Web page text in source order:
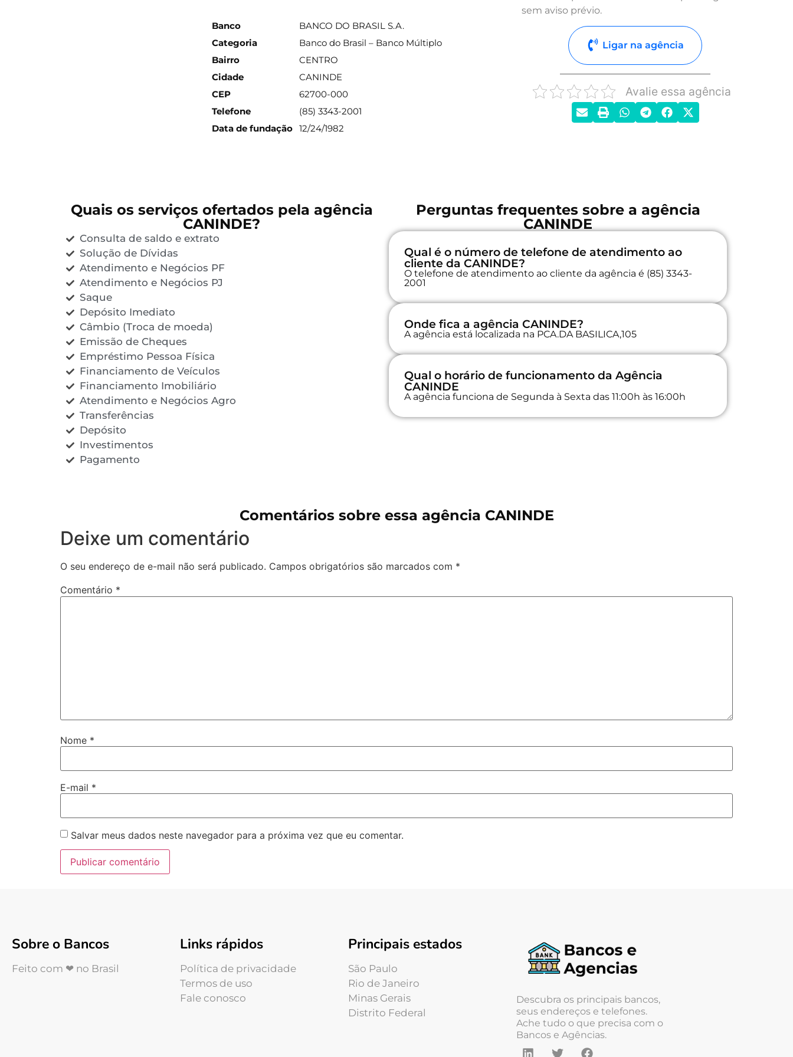
Banco
BANCO DO BRASIL S.A.
Categoria
Banco do Brasil – Banco Múltiplo
Bairro
CENTRO
Cidade
CANINDE
CEP
62700-000
Telefone
(85) 3343-2001
Data de fundação 12/24/1982
sem aviso prévio.
Ligar na agência
Avalie essa agência
Quais os serviços ofertados pela agência
CANINDE?
Consulta de saldo e extrato
Solução de Dívidas
Atendimento e Negócios PF
Atendimento e Negócios PJ
Saque
Depósito Imediato
Câmbio (Troca de moeda)
Emissão de Cheques
Empréstimo Pessoa Física
Financiamento de Veículos
Financiamento Imobiliário
Atendimento e Negócios Agro
Transferências
Depósito
Investimentos
Pagamento
Perguntas frequentes sobre a agência
CANINDE
Qual é o número de telefone de atendimento ao
cliente da CANINDE?
O telefone de atendimento ao cliente da agência é (85) 3343-
2001
Onde fica a agência CANINDE?
A agência está localizada na PCA.DA BASILICA,105
Qual o horário de funcionamento da Agência
CANINDE
A agência funciona de Segunda à Sexta das 11:00h às 16:00h
Comentários sobre essa agência CANINDE
Deixe um comentário
O seu endereço de e-mail não será publicado. Campos obrigatórios são marcados com *
Comentário *
Nome *
E-mail *
Salvar meus dados neste navegador para a próxima vez que eu comentar.
Sobre o Bancos
Feito com ❤ no Brasil
Links rápidos
Política de privacidade
Termos de uso
Fale conosco
Principais estados
São Paulo
Rio de Janeiro
Minas Gerais
Distrito Federal
Descubra os principais bancos,
seus endereços e telefones.
Ache tudo o que precisa com o
Bancos e Agências.